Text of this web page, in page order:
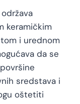
keramičkim
i urednom
da se
sredstava i
oštetiti